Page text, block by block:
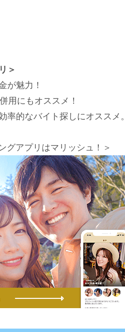
＞
が魅力！
用にもオススメ！
率的なバイト探しにオススメ。
グアプリはマリッシュ！＞